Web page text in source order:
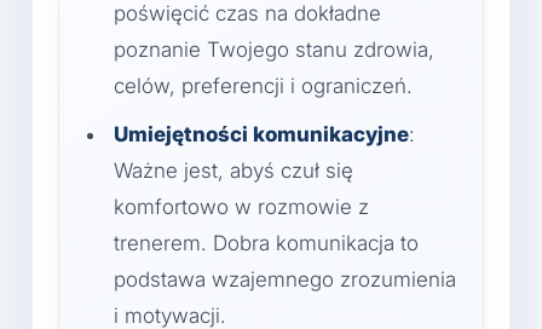
poświęcić czas na dokładne
poznanie Twojego stanu zdrowia,
celów, preferencji i ograniczeń.
Umiejętności komunikacyjne:
Ważne jest, abyś czuł się
komfortowo w rozmowie z
trenerem. Dobra komunikacja to
podstawa wzajemnego zrozumienia
i motywacji.